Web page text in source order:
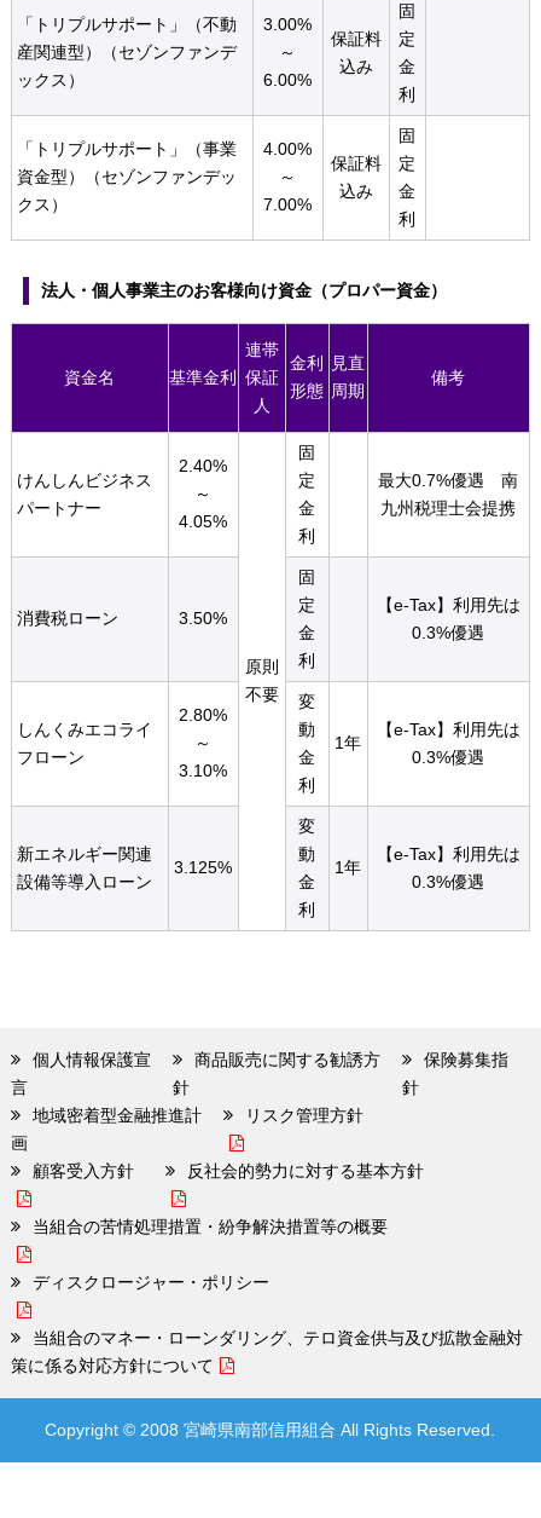
「トリプルサポート」（不動
産関連型）（セゾンファンデ
ックス）
3.00%
～
6.00%
保証料
込み
固
定
金
利
「トリプルサポート」（事業
資金型）（セゾンファンデッ
クス）
4.00%
～
7.00%
保証料
込み
固
定
金
利
法人・個人事業主のお客様向け資金（プロパー資金）
資金名 基準金利
連帯
保証
人
金利
形態
見直
周期
備考
けんしんビジネス
パートナー
2.40%
～
4.05%
原則
不要
固
定
金
利
最大0.7%優遇 南
九州税理士会提携
消費税ローン 3.50%
固
定
金
利
【e-Tax】利用先は
0.3%優遇
しんくみエコライ
フローン
2.80%
～
3.10%
変
動
金
利
1年
【e-Tax】利用先は
0.3%優遇
新エネルギー関連
設備等導入ローン
3.125%
変
動
金
利
1年
【e-Tax】利用先は
0.3%優遇
個人情報保護宣
言
商品販売に関する勧誘方
針
保険募集指
針
地域密着型金融推進計
画
リスク管理方針
顧客受入方針 反社会的勢力に対する基本方針
当組合の苦情処理措置・紛争解決措置等の概要
ディスクロージャー・ポリシー
当組合のマネー・ローンダリング、テロ資金供与及び拡散金融対
策に係る対応方針について
Copyright © 2008 宮崎県南部信用組合 All Rights Reserved.